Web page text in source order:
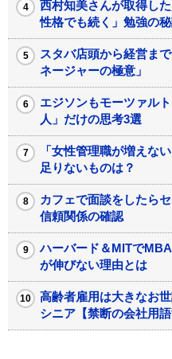
西村知美さんが取得し
性格でも続く」勉強の
スタバ店頭から経営ま
ネージャーの極意」
エジソンもモーツァル
人」だけの思考3選
「女性管理職が増えな
足りないものは？
カフェで面談をしたら
信頼関係の確認
ハーバード＆MITで
が伸びない理由とは
高齢者雇用は大きなお
シニア【禁断の会社用語